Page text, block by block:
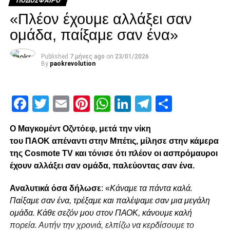
Facebook
Twitter
EmailPinterest
WhatsApp
LinkedIn
UP NEXT
Λέοβατς: «Η ομάδα έχει αυτοπεποίθηση»
“Την Τετάρτη να κερδίσει ο καλύτερος στον
αγωνιστικό χώρο…”
«Πλέον έχουμε αλλάξει σαν
ομάδα, παίξαμε σαν ένα»
Published 7 μήνες ago on 23/01/2026
By paokrevolution
Facebook
Twitter
EmailPinterest
WhatsApp
LinkedIn
Telegram
Ο Μαγκομέντ Οζντόεφ, μετά την νίκη
του ΠΑΟΚ απέναντι στην Μπέτις, μίλησε στην κάμερα
της Cosmote TV και τόνισε ότι πλέον οι ασπρόμαυροι
έχουν αλλάξει σαν ομάδα, παλεύοντας σαν ένα.
Αναλυτικά όσα δήλωσε: «Κάναμε τα πάντα καλά.
Παίξαμε σαν ένα, τρέξαμε και παλέψαμε σαν μια μεγάλη
ομάδα. Κάθε σεζόν μου στον ΠΑΟΚ, κάνουμε καλή
πορεία. Αυτήν την χρονιά, ελπίζω να κερδίσουμε το